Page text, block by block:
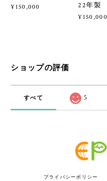
¥150,000
22年製
¥150,000
ショップの評価
すべて 5
プライバシーポリシー